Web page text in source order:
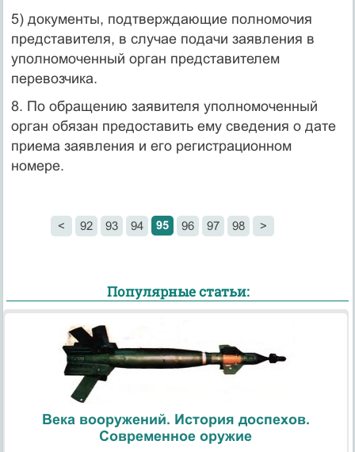
5) документы, подтверждающие полномочия
представителя, в случае подачи заявления в
уполномоченный орган представителем
перевозчика.
8. По обращению заявителя уполномоченный
орган обязан предоставить ему сведения о дате
приема заявления и его регистрационном
номере.
< 92 93 94 95 96 97 98 >
Популярные статьи:
Века вооружений. История доспехов.
Современное оружие